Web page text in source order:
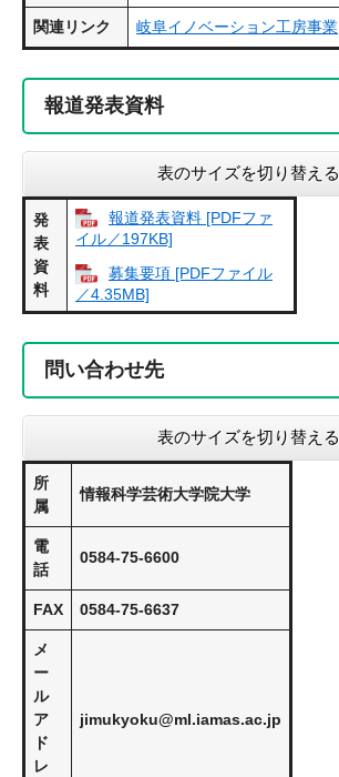
関連リンク 岐阜イノベーション工房事業
報道発表資料
表のサイズを切り替える
発
表
資
料
報道発表資料 [PDFファ
イル／197KB]
募集要項 [PDFファイル
／4.35MB]
問い合わせ先
表のサイズを切り替える
所
属
情報科学芸術大学院大学
電
話
0584-75-6600
FAX 0584-75-6637
メ
ー
ル
ア
ド
レ
jimukyoku@ml.iamas.ac.jp